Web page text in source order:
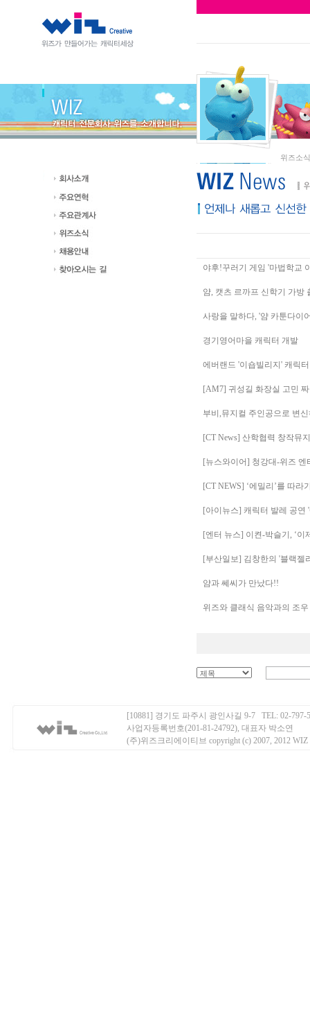
위즈소식
야후!꾸러기 게임 '마법학교
얌, 캣츠 르까프 신학기 가방
사랑을 말하다, '얌 카툰다이
경기영어마을 캐릭터 개발
에버랜드 '이숍빌리지' 캐릭
[AM7] 귀성길 화장실 고민
부비,뮤지컬 주인공으로 변
[CT News] 산학협력 창작뮤
[뉴스와이어] 청강대-위즈
[CT NEWS] ‘에밀리’를 따
[아이뉴스] 캐릭터 발레 공연
[엔터 뉴스] 이켠-박슬기, ‘
[부산일보] 김창한의 '블랙젤
얌과 쎄씨가 만났다!!
위즈와 클래식 음악과의 조우
[10881] 경기도 파주시 광인사길 9-7 TEL: 02-797-
사업자등록번호(201-81-24792), 대표자 박소연
(주)위즈크리에이티브 copyright (c) 2007, 2012 WIZ